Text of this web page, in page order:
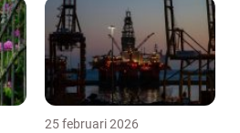
25 februari 2026